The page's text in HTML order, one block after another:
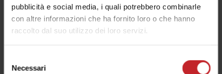
pubblicità e social media, i quali potrebbero combinarle
con altre informazioni che ha fornito loro o che hanno
raccolto dal suo utilizzo dei loro servizi.
delNecessari